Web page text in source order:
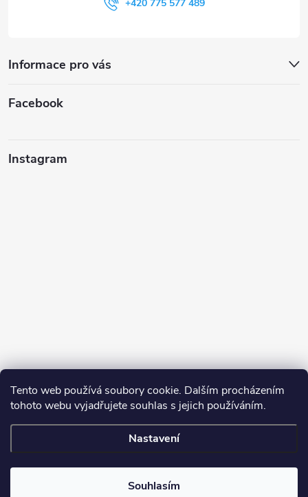
Tento web používá soubory cookie. Dalším procházením
tohoto webu vyjadřujete souhlas s jejich používáním.
Nastavení
Souhlasím
+420 775 577 489
Informace pro vás
Facebook
Instagram
Sledovat na Instagramu
práva vyhrazena.Upravit nastavení cookies